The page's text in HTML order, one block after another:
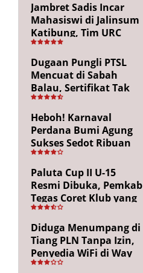
Jambret Sadis Incar
Mahasiswi di Jalinsum
Katibung, Tim URC
Ringkus Pelaku dan
Sita Barang Bukti
Dugaan Pungli PTSL
Mencuat di Sabah
Balau, Sertifikat Tak
Kunjung Diterima,
Warga Tempuh Jalur
Hukum
Heboh! Karnaval
Perdana Bumi Agung
Sukses Sedot Ribuan
Penonton, Enam
Lingkungan Tampil All
Out
Paluta Cup II U-15
Resmi Dibuka, Pemkab
Tegas Coret Klub yang
Gunakan Pemain Luar
Daerah
Diduga Menumpang di
Tiang PLN Tanpa Izin,
Penyedia WiFi di Way
Kanan Mangkir dari